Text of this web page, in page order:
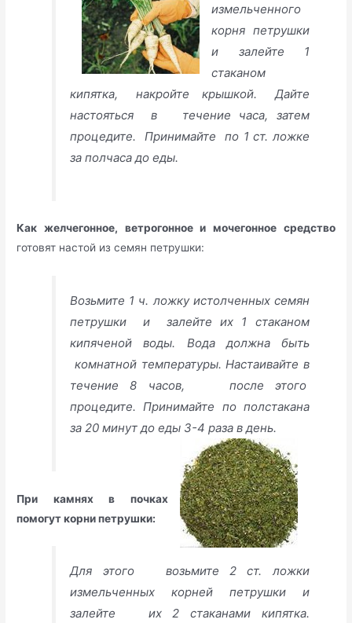
измельченного
корня петрушки
и залейте 1
стаканом
кипятка, накройте крышкой. Дайте
настояться в течение часа, затем
процедите. Принимайте по 1 ст. ложке
за полчаса до еды.
Как желчегонное, ветрогонное и мочегонное средство
готовят настой из семян петрушки:
Возьмите 1 ч. ложку истолченных семян
петрушки и залейте их 1 стаканом
кипяченой воды. Вода должна быть
комнатной температуры. Настаивайте в
течение 8 часов, после этого
процедите. Принимайте по полстакана
за 20 минут до еды 3-4 раза в день.
При камнях в почках
помогут корни петрушки:
Для этого возьмите 2 ст. ложки
измельченных корней петрушки и
залейте их 2 стаканами кипятка.